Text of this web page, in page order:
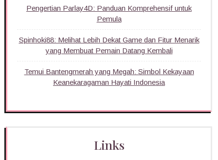
Pengertian Parlay4D: Panduan Komprehensif untuk
Pemula
Spinhoki88: Melihat Lebih Dekat Game dan Fitur Menarik
yang Membuat Pemain Datang Kembali
Temui Bantengmerah yang Megah: Simbol Kekayaan
Keanekaragaman Hayati Indonesia
Links